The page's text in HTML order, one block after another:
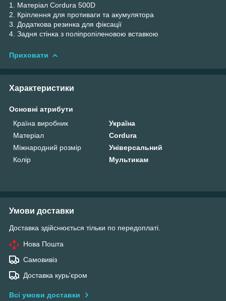
1. Матеріал Cordura 500D
2. Кріплення для противаги та акумулятора
3. Додаткова резинка для фіксації
4. Задня стінка з поліпропіленовою вставкою
Приховати
Характеристики
Основні атрибути
Країна виробник
Україна
Матеріал
Cordura
Міжнародний розмір
Універсальний
Колір
Мультикам
Умови доставки
Доставка здійснюється тільки по передоплаті.
Нова Пошта
Самовивіз
Доставка курь'єром
Всі умови доставки